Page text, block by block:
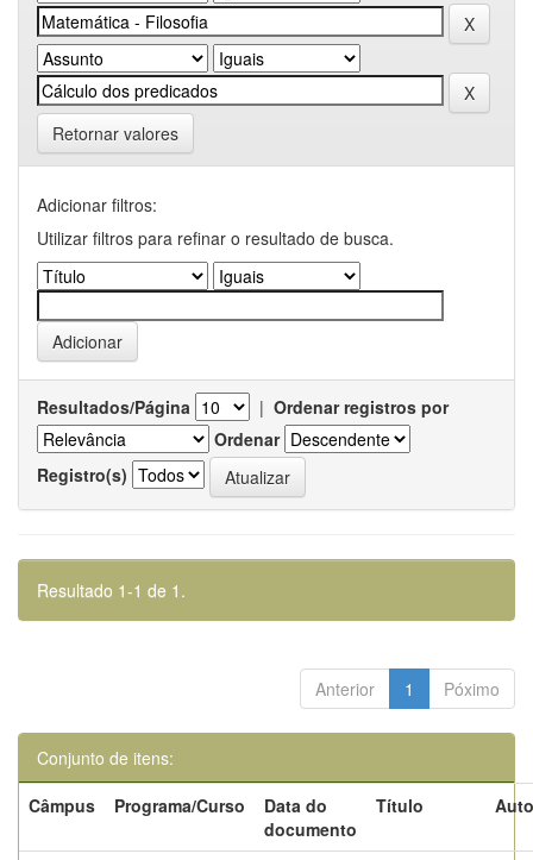
Retornar valores
Adicionar filtros:
Utilizar filtros para refinar o resultado de busca.
Resultados/Página | Ordenar registros por
Ordenar
Registro(s)
Resultado 1-1 de 1.
Anterior 1 Póximo
Conjunto de itens:
Câmpus
Programa/Curso
Data do
documento
Título